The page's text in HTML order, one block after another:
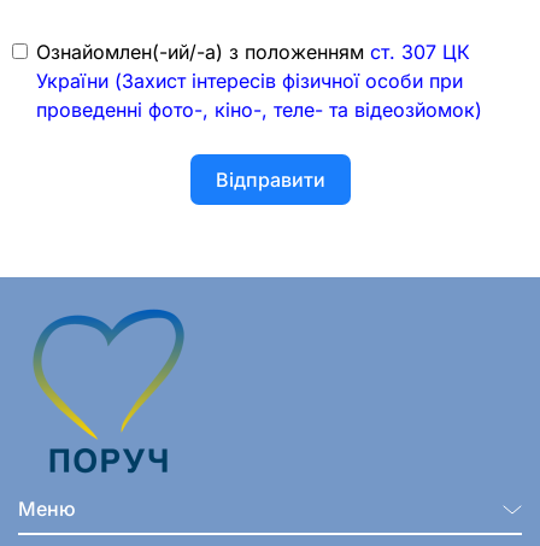
Ознайомлен(-ий/-а) з положенням ст. 307 ЦК
України (Захист інтересів фізичної особи при
проведенні фото-, кіно-, теле- та відеозйомок)
Відправити
Меню